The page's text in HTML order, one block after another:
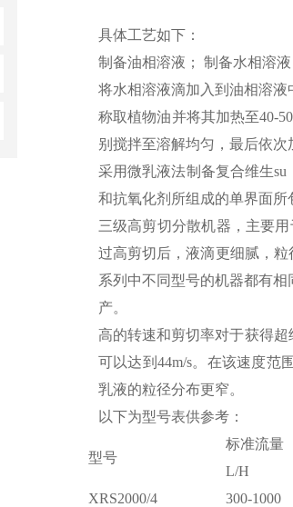
具体工艺如下：
制备油相溶液； 制备水相溶液
将水相溶液滴加入到油相溶液
称取植物油并将其加热至40-
别搅拌至溶解均匀，最后依次
采用微乳液法制备复合维生
和抗氧化剂所组成的单界面所
三级高剪切分散机器，主要
过高剪切后，液滴更细腻，
系列中不同型号的机器都有
产。
高的转速和剪切率对于获得
可以达到44m/s。在该速度范
乳液的粒径分布更窄。
以下为型号表供参考：
型号
标准流量
L/H
XRS2000/4 300-1000